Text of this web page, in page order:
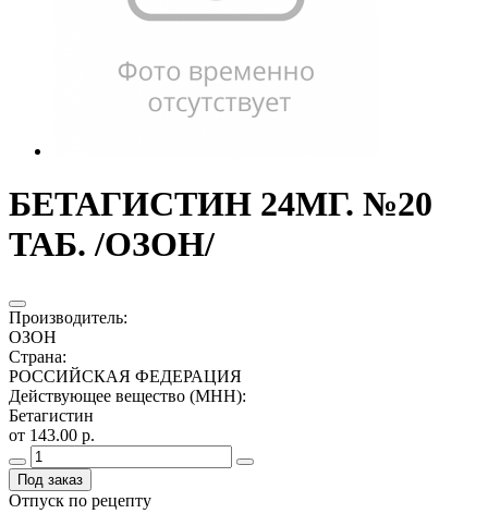
БЕТАГИСТИН 24МГ. №20
ТАБ. /ОЗОН/
Производитель:
ОЗОН
Страна:
РОССИЙСКАЯ ФЕДЕРАЦИЯ
Действующее вещество (МНН):
Бетагистин
от 143.00 р.
Под заказ
Отпуск по рецепту